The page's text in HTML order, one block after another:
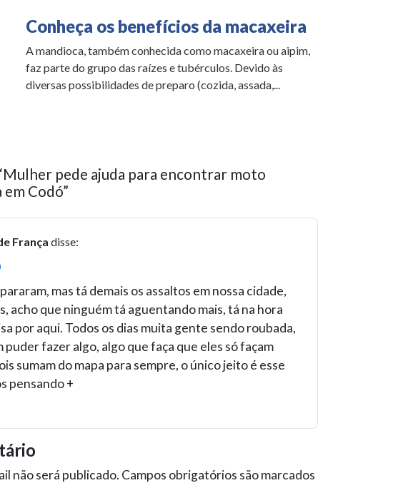
Conheça os benefícios da macaxeira
A mandioca, também conhecida como macaxeira ou aipim,
faz parte do grupo das raízes e tubérculos. Devido às
diversas possibilidades de preparo (cozida, assada,...
pede ajuda para encontrar moto
Codó”
França disse:
mas tá demais os assaltos em nossa cidade,
acho que ninguém tá aguentando mais, tá na hora
por aqui. Todos os dias muita gente sendo roubada,
puder fazer algo, algo que faça que eles só façam
sumam do mapa para sempre, o único jeito é esse
pensando +
não será publicado. Campos obrigatórios são marcados